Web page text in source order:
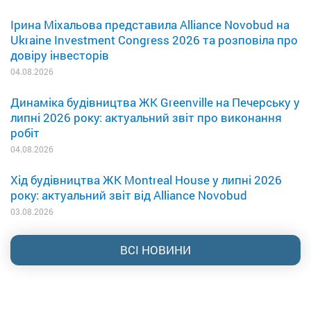
Ірина Міхальова представила Alliance Novobud на
Ukraine Investment Congress 2026 та розповіла про
довіру інвесторів
04.08.2026
Динаміка будівництва ЖК Greenville на Печерську у
липні 2026 року: актуальний звіт про виконання
робіт
04.08.2026
Хід будівництва ЖК Montreal House у липні 2026
року: актуальний звіт від Alliance Novobud
03.08.2026
ВСІ НОВИНИ